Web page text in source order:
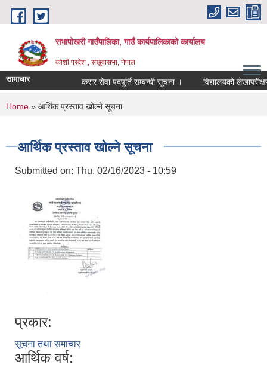
Skip to main content
सभापोखरी गाउँपालिका, गाउँ कार्यपालिकाको कार्यालय
कोशी प्रदेश , संखुवासभा, नेपाल
सामाचार करार सेवा पदपूर्ति सम्बन्धी सूचना ।
You are here
Home » आर्थिक प्रस्ताव खोल्ने सूचना
आर्थिक प्रस्ताव खोल्ने सूचना
Submitted on: Thu, 02/16/2023 - 10:59
प्रकार:
सूचना तथा समाचार
आर्थिक वर्ष: